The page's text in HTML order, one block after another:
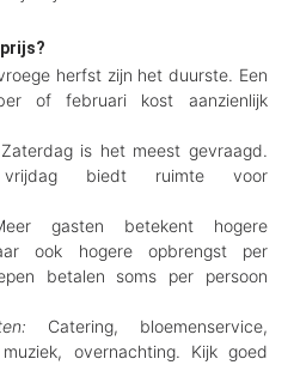
herfst zijn het duurste. Een
of februari kost aanzienlijk
Zaterdag is het meest gevraagd.
biedt ruimte voor
gasten betekent hogere
ook hogere opbrengst per
betalen soms per persoon
Catering, bloemenservice,
muziek, overnachting. Kijk goed